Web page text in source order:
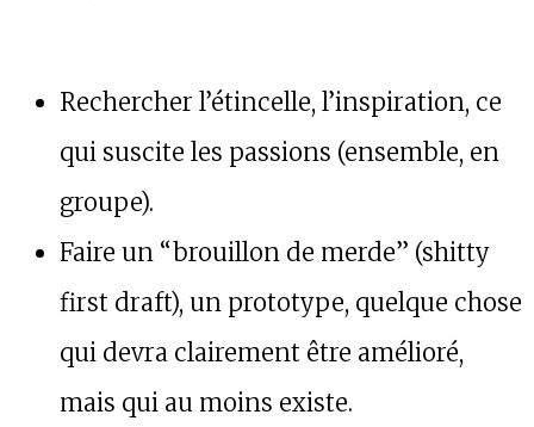
Rechercher l’étincelle, l’inspiration, ce
qui suscite les passions (ensemble, en
groupe).
Faire un “brouillon de merde” (shitty
first draft), un prototype, quelque chose
qui devra clairement être amélioré,
mais qui au moins existe.